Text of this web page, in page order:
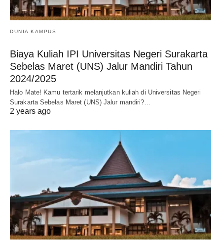
DUNIA KAMPUS
Biaya Kuliah IPI Universitas Negeri Surakarta
Sebelas Maret (UNS) Jalur Mandiri Tahun
2024/2025
Halo Mate! Kamu tertarik melanjutkan kuliah di Universitas Negeri
Surakarta Sebelas Maret (UNS) Jalur mandiri?…
2 years ago